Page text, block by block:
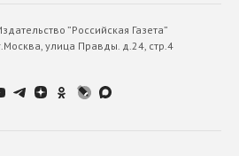
”Российская Газета”
улица Правды. д.24, стр.4